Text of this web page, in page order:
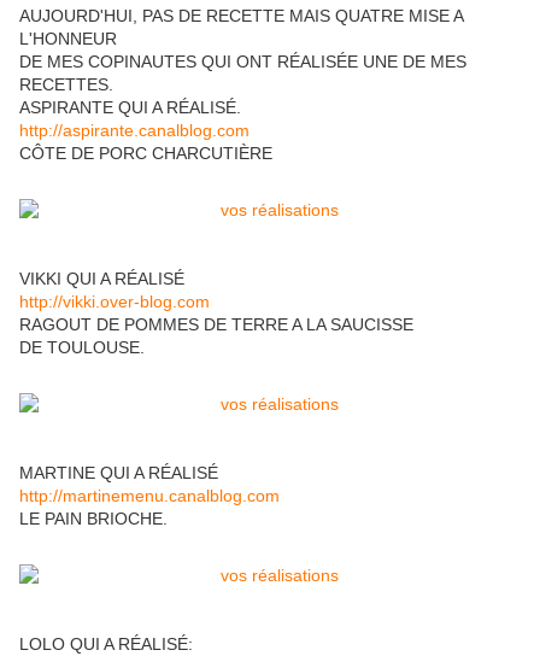
AUJOURD'HUI, PAS DE RECETTE MAIS QUATRE MISE A
L'HONNEUR
DE MES COPINAUTES QUI ONT RÉALISÉE UNE DE MES
RECETTES.
ASPIRANTE QUI A RÉALISÉ.
http://aspirante.canalblog.com
CÔTE DE PORC CHARCUTIÈRE
VIKKI QUI A RÉALISÉ
http://vikki.over-blog.com
RAGOUT DE POMMES DE TERRE A LA SAUCISSE
DE TOULOUSE.
MARTINE QUI A RÉALISÉ
http://martinemenu.canalblog.com
LE PAIN BRIOCHE.
LOLO QUI A RÉALISÉ: